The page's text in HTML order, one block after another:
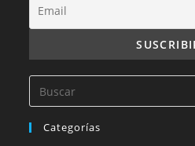
Categorías